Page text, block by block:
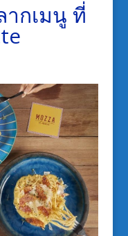
กเมนู ที่